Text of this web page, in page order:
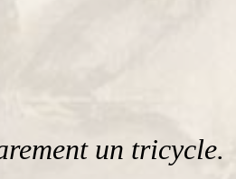
un tricycle.